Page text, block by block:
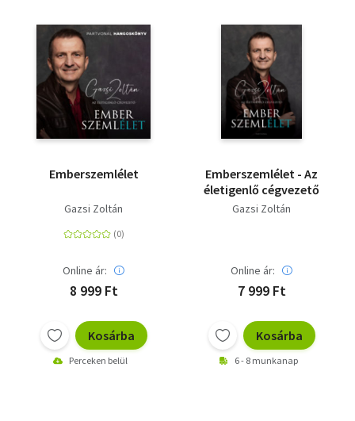
Emberszemlélet
Gazsi Zoltán
Online ár:
8 999 Ft
Kosárba
Perceken belül
Emberszemlélet - Az
életigenlő cégvezető
Gazsi Zoltán
Online ár:
7 999 Ft
Kosárba
6 - 8 munkanap